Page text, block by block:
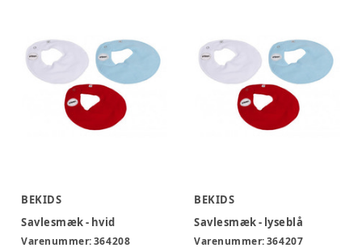
BEKIDS
Savlesmæk - hvid
Varenummer:364208
BEKIDS
Savlesmæk - lyseblå
Varenummer:364207